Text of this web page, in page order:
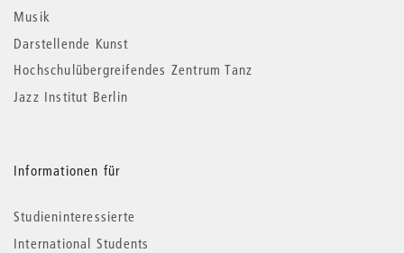
Musik
Darstellende Kunst
Hochschulübergreifendes Zentrum Tanz
Jazz Institut Berlin
Informationen für
Studieninteressierte
International Students